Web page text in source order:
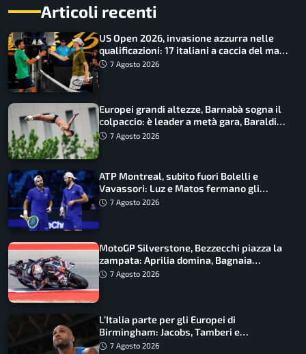
Articoli recenti
US Open 2026, invasione azzurra nelle
qualificazioni: 17 italiani a caccia del main
draw7 Agosto 2026
Europei grandi altezze, Barnabà sogna il
colpaccio: è leader a metà gara, Baraldi
ancora in corsa
7 Agosto 2026
ATP Montreal, subito fuori Bolelli e
Vavassori: Luz e Matos fermano gli
azzurri
7 Agosto 2026
MotoGP Silverstone, Bezzecchi piazza la
zampata: Aprilia domina, Bagnaia
costretto al Q1
7 Agosto 2026
L’Italia parte per gli Europei di
Birmingham: Jacobs, Tamberi e
Battocletti guidano una spedizione
7 Agosto 2026